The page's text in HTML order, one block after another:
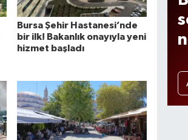
Bursa Şehir Hastanesi’nde
bir ilk! Bakanlık onayıyla yeni
hizmet başladı